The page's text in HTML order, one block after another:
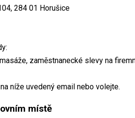
284 01 Horušice
zaměstnanecké slevy na
níže uvedený email nebo volejte.
místě